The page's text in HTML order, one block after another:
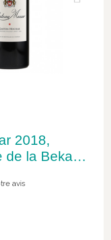
2018,
de la Bekaa,
avis